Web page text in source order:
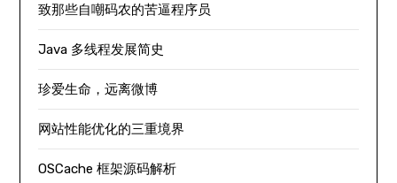
致那些自嘲码农的苦逼程序员
Java 多线程发展简史
珍爱生命，远离微博
网站性能优化的三重境界
OSCache 框架源码解析